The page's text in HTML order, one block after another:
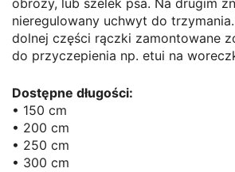
obroży, lub szelek psa. Na drugim
nieregulowany uchwyt do trzymania.
dolnej części rączki zamontowane
do przyczepienia np. etui na
Dostępne długości:
• 150 cm
• 200 cm
• 250 cm
• 300 cm